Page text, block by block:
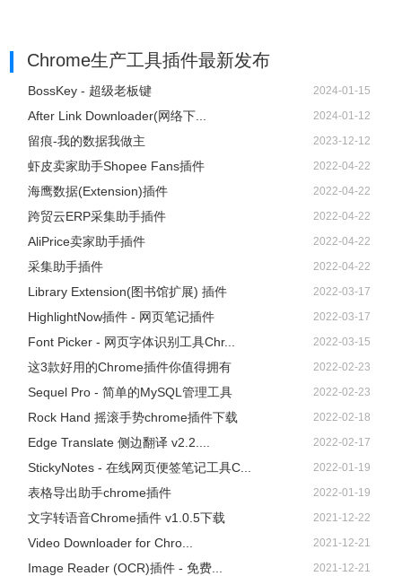
使用通知或应用内按钮跳过当前阶段
2、更多设置选项
自动循环工作 - 休息: 如设置为开，应用将在一个阶段结束时
自动开始下一个
发送通知: 如设置为开，应用将在阶段切换时发送通知，并提
供一个主通知作为额外的控制器
3、功能变更:
移除了主通知内的停止按钮，现在将仅能够在应用内停止计
小番茄插件联系方式
提供方： CIL
Chrome生产工具插件最新发布
BossKey - 超级老板键 2024-01-15
After Link Downloader(网络下... 2024-01-12
留痕-我的数据我做主 2023-12-12
虾皮卖家助手Shopee Fans插件 2022-04-22
海鹰数据(Extension)插件 2022-04-22
跨贸云ERP采集助手插件 2022-04-22
AliPrice卖家助手插件 2022-04-22
采集助手插件 2022-04-22
Library Extension(图书馆扩展) 插件 2022-03-17
HighlightNow插件 - 网页笔记插件 2022-03-17
Font Picker - 网页字体识别工具Chr... 2022-03-15
这3款好用的Chrome插件你值得拥有 2022-02-23
Sequel Pro - 简单的MySQL管理工具 2022-02-23
Rock Hand 摇滚手势chrome插件下载 2022-02-18
Edge Translate 侧边翻译 v2.2.... 2022-02-17
StickyNotes - 在线网页便签笔记工具C... 2022-01-19
表格导出助手chrome插件 2022-01-19
文字转语音Chrome插件 v1.0.5下载 2021-12-22
Video Downloader for Chro... 2021-12-21
Image Reader (OCR)插件 - 免费... 2021-12-21